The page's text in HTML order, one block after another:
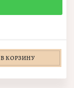
В КОРЗИНУ